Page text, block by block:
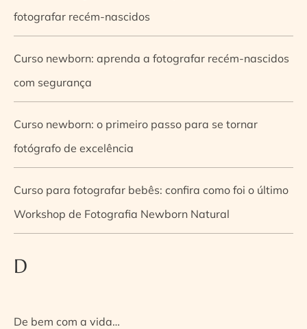
fotografar recém-nascidos
Curso newborn: aprenda a fotografar recém-nascidos
com segurança
Curso newborn: o primeiro passo para se tornar
fotógrafo de excelência
Curso para fotografar bebês: confira como foi o último
Workshop de Fotografia Newborn Natural
D
De bem com a vida…